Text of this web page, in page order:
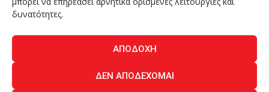
δυνατότητες.
ΑΠΟΔΟΧΉ
ΔΕΝ ΑΠΟΔΈΧΟΜΑΙ
Αριθμός Πιστοποίησης Μ.Η.Τ.:
ΑΝΘΡΩΠΟΙ
ΠΕΡΙΟΔΙΚΟ ΕΠΙΚΟΙΝΩΝΙΑ